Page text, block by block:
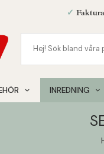
✓
INREDNING